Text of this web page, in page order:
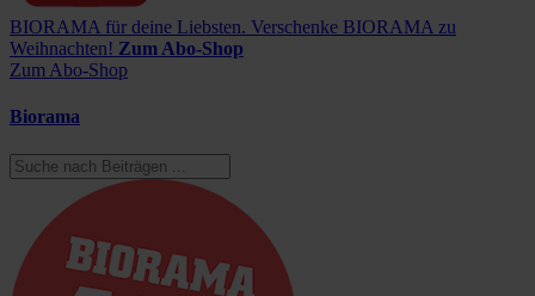
BIORAMA für deine Liebsten. Verschenke BIORAMA zu
Weihnachten! Zum Abo-Shop
Zum Abo-Shop
Biorama